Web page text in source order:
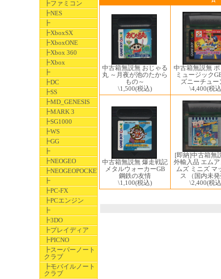
┣ファミコン
┣NES
┣
┣XboxSX
┣XboxONE
┣Xbox 360
┣Xbox
┣
┣DC
┣SS
┣MD_GENESIS
┣MARK 3
┣SG1000
┣WS
┣GG
┣
┣NEOGEO
┣NEOGEOPOCKET
┣
┣PC-FX
┣PCエンジン
┣
┣3DO
┣プレイディア
┣PICNO
┣スーパーノート
クラブ
┣モバイルノート
クラブ
中古箱無説無 おじゃる
丸 ～月夜が池のたから
もの～
\1,500(税込)
中古箱無説無
ミュージック
ズニーチュー
\4,400(税
中古箱無説無 爆走戦記
メタルウォーカーGB
鋼鉄の友情
\1,100(税込)
[即納]中古箱無
外輸入品 エム
ムズ ミニズ マ
ス （国内未
\2,400(税